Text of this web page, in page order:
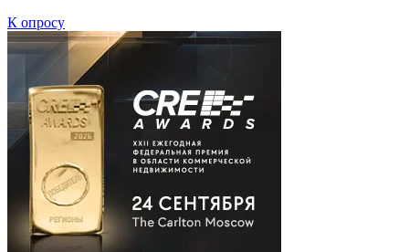
К опросу